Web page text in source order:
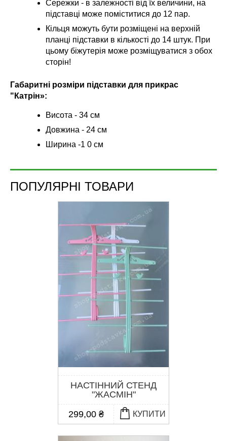
Сережки - в залежності від їх величини, на
підставці може поміститися до 12 пар.
Кільця можуть бути розміщені на верхній
планці підставки в кількості до 14 штук. При
цьому біжутерія може розміщуватися з обох
сторін!
Габаритні розміри підставки для прикрас
"Катрін»:
Висота - 34 см
Довжина - 24 см
Ширина -1 0 см
ПОПУЛЯРНІ ТОВАРИ
НАСТІННИЙ СТЕНД
"ЖАСМІН"
299,00 ₴
КУПИТИ